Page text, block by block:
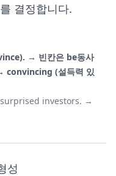
결정합니다.
→ 빈칸은 be동사
convincing (설득력 있
surprised investors. →
성